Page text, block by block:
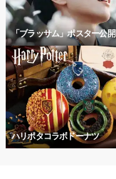
「ブラッサム」ポスター公開
ハリポタコラボドーナツ